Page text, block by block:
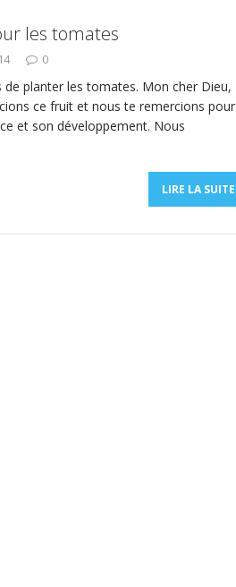
les tomates
0
de planter les tomates. Mon cher Dieu,
ce fruit et nous te remercions pour
et son développement. Nous
LIRE LA SUITE